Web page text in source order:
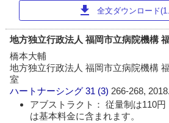
download 全文ダウンロード
地方独立行政法人 福岡市立病院機構
橋本大輔
地方独立行政法人 福岡市立病院機構
室
ハートナーシング 31 (3) 266-268, 2018.
アブストラクト： 従量制は110円
は基本料金に含まれます。